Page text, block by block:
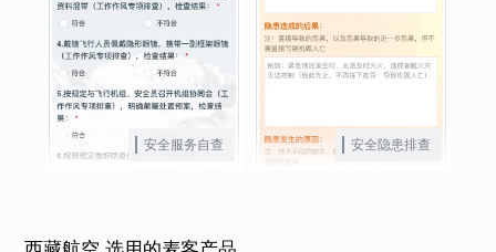
安全服务自查 安全隐患排查